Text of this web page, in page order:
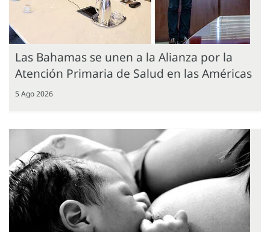
Las Bahamas se unen a la Alianza por la
Atención Primaria de Salud en las Américas
5 Ago 2026